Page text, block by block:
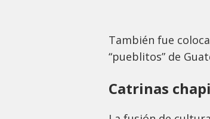
También fue
“pueblitos” de
Catrinas